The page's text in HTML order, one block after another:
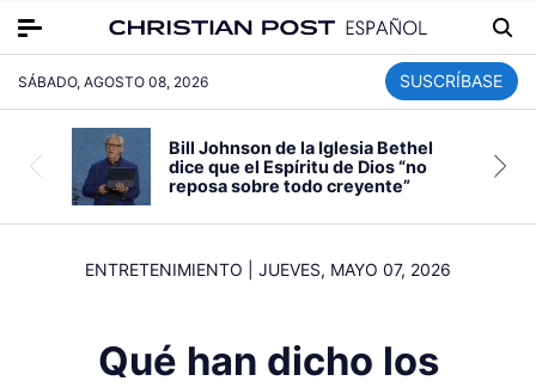
SÁBADO, AGOSTO 08, 2026 SUSCRÍBASE
Bill Johnson de la Iglesia Bethel
dice que el Espíritu de Dios “no
reposa sobre todo creyente”
ENTRETENIMIENTO JUEVES, MAYO 07, 2026
Qué han dicho los